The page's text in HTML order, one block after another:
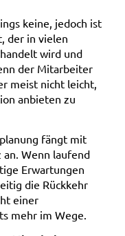
keine, jedoch ist
der in vielen
wird und
der Mitarbeiter
meist nicht leicht,
anbieten zu
fängt mit
an. Wenn laufend
Erwartungen
die Rückkehr
einer
mehr im Wege.